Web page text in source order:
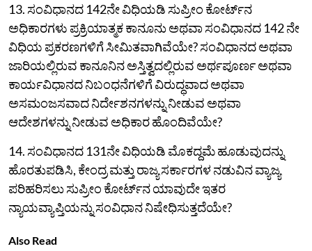
13. ಸಂವಿಧಾನದ 142ನೇ ವಿಧಿಯಡಿ ಸುಪ್ರೀಂ ಕೋರ್ಟ್‌ನ
ಅಧಿಕಾರಗಳು ಪ್ರಕ್ರಿಯಾತ್ಮಕ ಕಾನೂನು ಅಥವಾ ಸಂವಿಧಾನದ 142 ನೇ
ವಿಧಿಯ ಪ್ರಕರಣಗಳಿಗೆ ಸೀಮಿತವಾಗಿವೆಯೇ? ಸಂವಿಧಾನದ ಅಥವಾ
ಜಾರಿಯಲ್ಲಿರುವ ಕಾನೂನಿನ ಅಸ್ತಿತ್ವದಲ್ಲಿರುವ ಅರ್ಥಪೂರ್ಣ ಅಥವಾ
ಕಾರ್ಯವಿಧಾನದ ನಿಬಂಧನೆಗಳಿಗೆ ವಿರುದ್ಧವಾದ ಅಥವಾ
ಅಸಮಂಜಸವಾದ ನಿರ್ದೇಶನಗಳನ್ನು ನೀಡುವ ಅಥವಾ
ಆದೇಶಗಳನ್ನು ನೀಡುವ ಅಧಿಕಾರ ಹೊಂದಿವೆಯೇ?
14. ಸಂವಿಧಾನದ 131ನೇ ವಿಧಿಯಡಿ ಮೊಕದ್ದಮೆ ಹೂಡುವುದನ್ನು
ಹೊರತುಪಡಿಸಿ, ಕೇಂದ್ರ ಮತ್ತು ರಾಜ್ಯ ಸರ್ಕಾರಗಳ ನಡುವಿನ ವ್ಯಾಜ್ಯ
ಪರಿಹರಿಸಲು ಸುಪ್ರೀಂ ಕೋರ್ಟ್‌ನ ಯಾವುದೇ ಇತರ
ನ್ಯಾಯವ್ಯಾಪ್ತಿಯನ್ನು ಸಂವಿಧಾನ ನಿಷೇಧಿಸುತ್ತದೆಯೇ?
Also Read